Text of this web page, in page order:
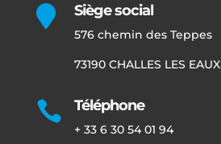
 Siège social
576 chemin des Teppes
73190 CHALLES LES EAUX
 Téléphone
+ 33 6 30 54 01 94